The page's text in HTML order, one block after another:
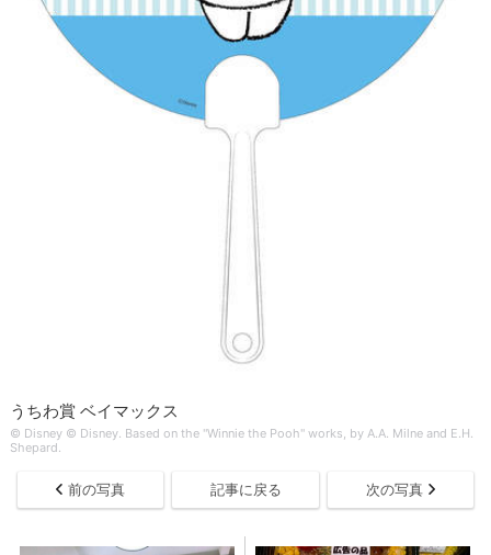
うちわ賞 ベイマックス
© Disney © Disney. Based on the "Winnie the Pooh" works, by A.A. Milne and E.H.
Shepard.
前の写真 記事に戻る 次の写真